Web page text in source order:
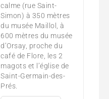
calme (rue Saint-
Simon) à 350 mètres
du musée Maillol, à
600 mètres du musée
d’Orsay, proche du
café de Flore, les 2
magots et l’église de
Saint-Germain-des-
Prés.